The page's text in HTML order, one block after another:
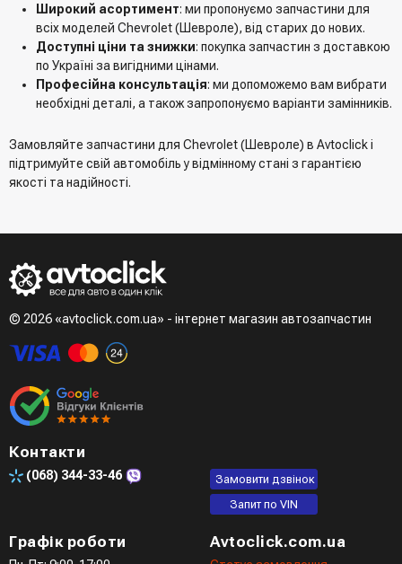
Широкий асортимент: ми пропонуємо запчастини для
всіх моделей Chevrolet (Шевроле), від старих до нових.
Доступні ціни та знижки: покупка запчастин з доставкою
по Україні за вигідними цінами.
Професійна консультація: ми допоможемо вам вибрати
необхідні деталі, а також запропонуємо варіанти замінників.
Замовляйте запчастини для Chevrolet (Шевроле) в Avtoclick і
підтримуйте свій автомобіль у відмінному стані з гарантією
якості та надійності.
© 2026 «avtoclick.com.ua» - інтернет магазин автозапчастин
Контакти
(068) 344-33-46
Замовити дзвінок
Запит по VIN
Графік роботи Avtoclick.com.ua